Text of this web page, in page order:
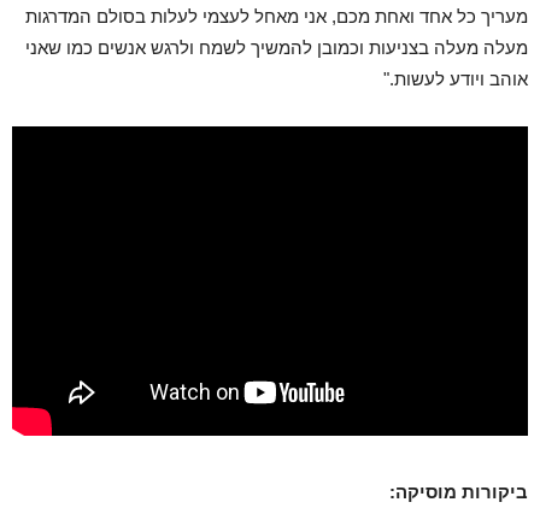
מעריך כל אחד ואחת מכם, אני מאחל לעצמי לעלות בסולם המדרגות
מעלה מעלה בצניעות וכמובן להמשיך לשמח ולרגש אנשים כמו שאני
אוהב ויודע לעשות."
ביקורות מוסיקה: